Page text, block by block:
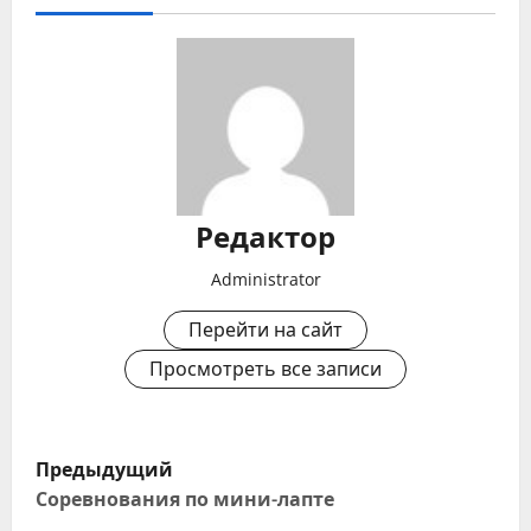
Редактор
Administrator
Перейти на сайт
Просмотреть все записи
Н
а
Предыдущий
Соревнования по мини-лапте